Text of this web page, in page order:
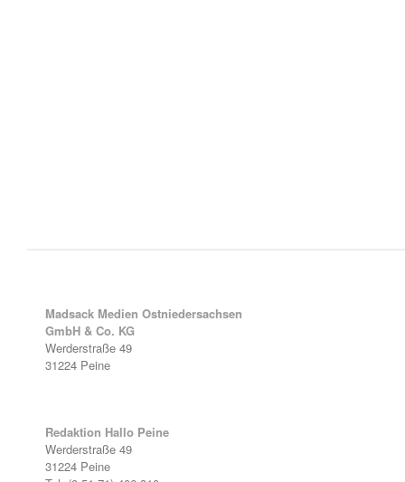
Madsack Medien Ostniedersachsen
GmbH & Co. KG
Werderstraße 49
31224 Peine
Redaktion Hallo Peine
Werderstraße 49
31224 Peine